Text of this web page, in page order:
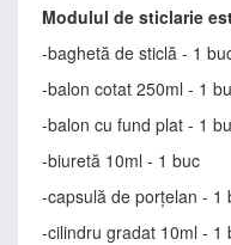
Modulul de sticlarie
-baghetă de sticlă - 1
-balon cotat 250ml - 1
-balon cu fund plat - 1
-biuretă 10ml - 1 buc
-capsulă de porțelan - 1
-cilindru gradat 10ml - 1